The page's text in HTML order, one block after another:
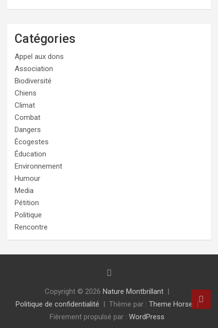
Catégories
Appel aux dons
Association
Biodiversité
Chiens
Climat
Combat
Dangers
Écogestes
Éducation
Environnement
Humour
Media
Pétition
Politique
Rencontre
Copyright © 2026 Nature Montbrillant
Politique de confidentialité
Thème par : Theme Horse
Fièrement propulsé par : WordPress